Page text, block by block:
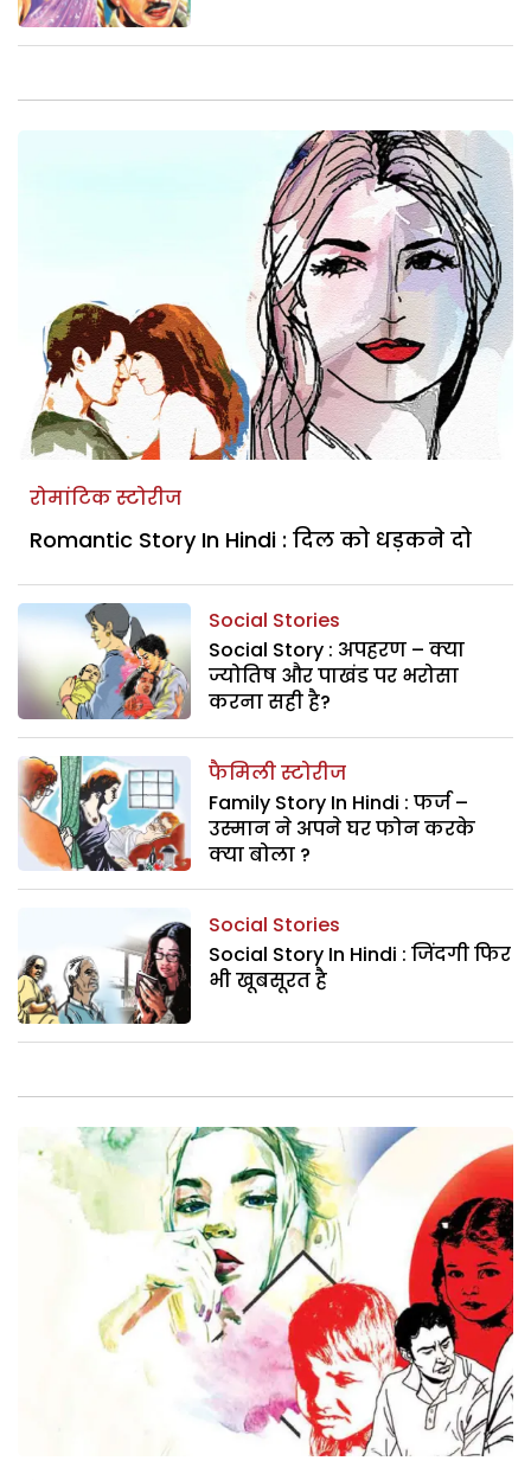
रोमांटिक स्टोरीज
Romantic Story In Hindi : दिल को धड़कने दो
Social Stories
Social Story : अपहरण – क्या
ज्योतिष और पाखंड पर भरोसा
करना सही है?
फैमिली स्टोरीज
Family Story In Hindi : फर्ज –
उस्मान ने अपने घर फोन करके
क्या बोला ?
Social Stories
Social Story In Hindi : जिंदगी फिर
भी खूबसूरत है